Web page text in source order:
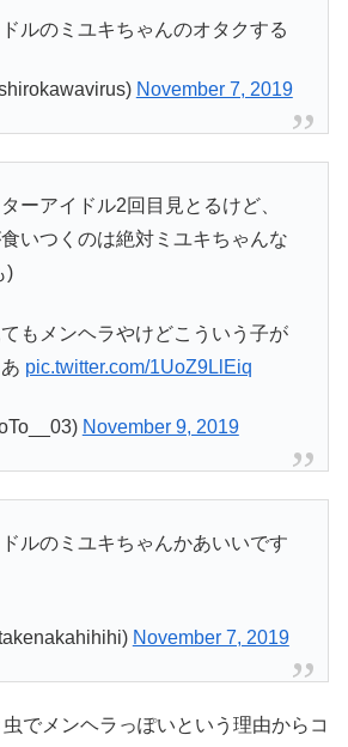
ルのミユキちゃんのオタクする
November 7, 2019
ーアイドル2回目見とるけど、
いつくのは絶対ミユキちゃんな
)
もメンヘラやけどこういう子が
pic.twitter.com/1UoZ9LlEiq
November 9, 2019
ルのミユキちゃんかあいいです
November 7, 2019
でメンヘラっぽいという理由からコ